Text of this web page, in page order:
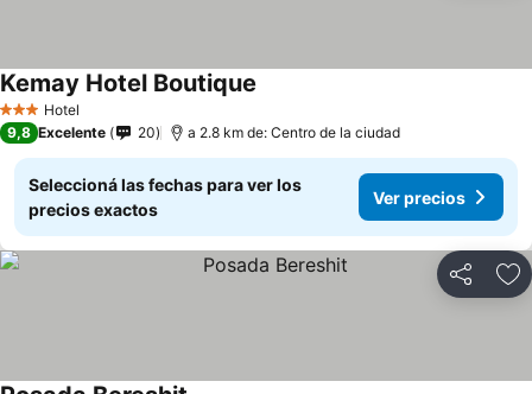
3 Estrellas
Hotel
Kemay Hotel Boutique
9,8 Excelente 20 a 2.8 km de: Centro de la ciudad
Seleccioná las fechas para ver los
precios exactos
Ver precios
Compartir